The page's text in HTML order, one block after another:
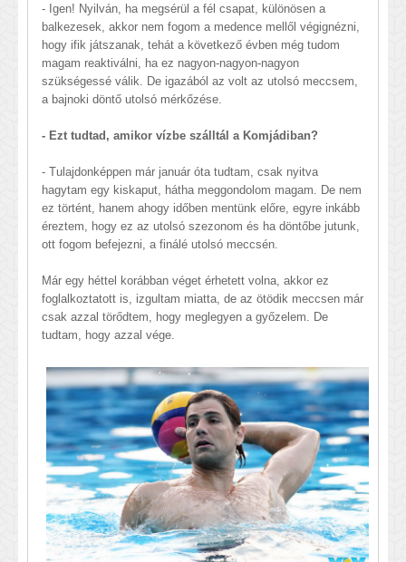
- Igen! Nyilván, ha megsérül a fél csapat, különösen a
balkezesek, akkor nem fogom a medence mellől végignézni,
hogy ifik játszanak, tehát a következő évben még tudom
magam reaktiválni, ha ez nagyon-nagyon-nagyon
szükségessé válik. De igazából az volt az utolsó meccsem,
a bajnoki döntő utolsó mérkőzése.
- Ezt tudtad, amikor vízbe szálltál a Komjádiban?
- Tulajdonképpen már január óta tudtam, csak nyitva
hagytam egy kiskaput, hátha meggondolom magam. De nem
ez történt, hanem ahogy időben mentünk előre, egyre inkább
éreztem, hogy ez az utolsó szezonom és ha döntőbe jutunk,
ott fogom befejezni, a finálé utolsó meccsén.
Már egy héttel korábban véget érhetett volna, akkor ez
foglalkoztatott is, izgultam miatta, de az ötödik meccsen már
csak azzal törődtem, hogy meglegyen a győzelem. De
tudtam, hogy azzal vége.